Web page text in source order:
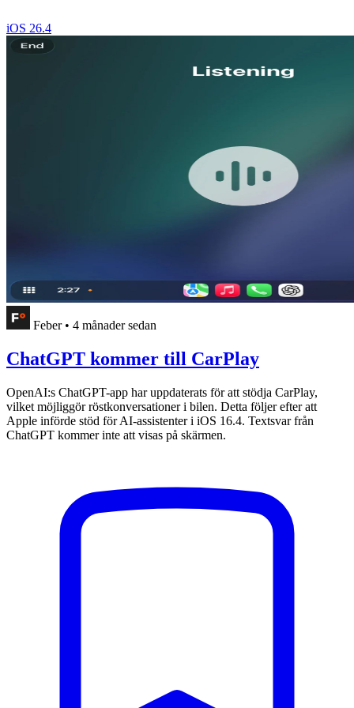
iOS 26.4
Feber • 4 månader sedan
ChatGPT kommer till CarPlay
OpenAI:s ChatGPT-app har uppdaterats för att stödja CarPlay,
vilket möjliggör röstkonversationer i bilen. Detta följer efter att
Apple införde stöd för AI-assistenter i iOS 16.4. Textsvar från
ChatGPT kommer inte att visas på skärmen.